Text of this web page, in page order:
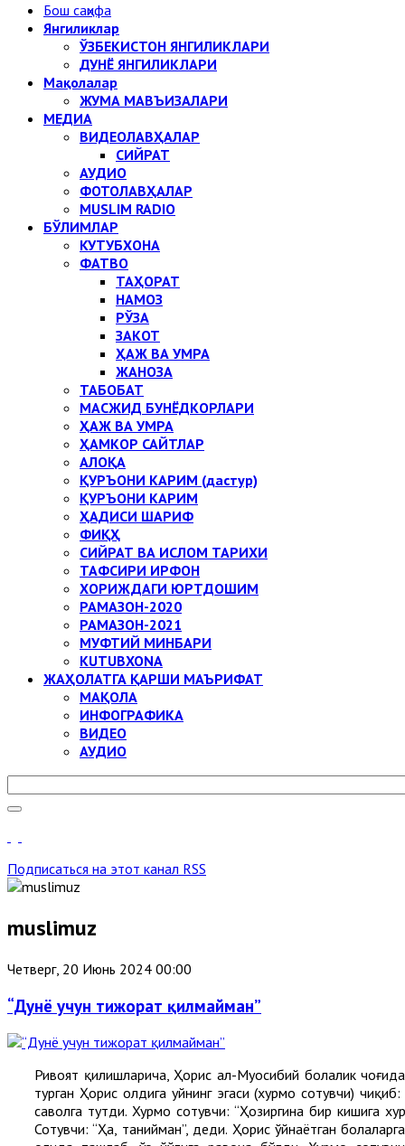
Бош саҳифа
Янгиликлар
ЎЗБЕКИСТОН ЯНГИЛИКЛАРИ
ДУНЁ ЯНГИЛИКЛАРИ
Мақолалар
ЖУМА МАВЪИЗАЛАРИ
МЕДИА
ВИДЕОЛАВҲАЛАР
СИЙРАТ
АУДИО
ФОТОЛАВҲАЛАР
MUSLIM RADIO
БЎЛИМЛАР
КУТУБХОНА
ФАТВО
ТАҲОРАТ
НАМОЗ
РЎЗА
ЗАКОТ
ҲАЖ ВА УМРА
ЖАНОЗА
ТАБОБАТ
МАСЖИД БУНЁДКОРЛАРИ
ҲАЖ ВА УМРА
ҲАМКОР САЙТЛАР
АЛОҚА
ҚУРЪОНИ КАРИМ (дастур)
ҚУРЪОНИ КАРИМ
ҲАДИСИ ШАРИФ
ФИҚҲ
СИЙРАТ ВА ИСЛОМ ТАРИХИ
ТАФСИРИ ИРФОН
ХОРИЖДАГИ ЮРТДОШИМ
РАМАЗОН-2020
РАМАЗОН-2021
МУФТИЙ МИНБАРИ
KUTUBXONA
ЖАҲОЛАТГА ҚАРШИ МАЪРИФАТ
МАҚОЛА
ИНФОГРАФИКА
ВИДЕО
АУДИО
Подписаться на этот канал RSS
muslimuz
Четверг, 20 Июнь 2024 00:00
“Дунё учун тижорат қилмайман”
Ривоят қилишларича, Ҳорис ал-Муҳосибий болалик
турган Ҳорис олдига уйнинг эгаси (хурмо сотувчи) чиқиб:
саволга тутди. Хурмо сотувчи: “Ҳозиргина бир кишига
Сотувчи: “Ҳа, танийман”, деди. Ҳорис ўйнаётган